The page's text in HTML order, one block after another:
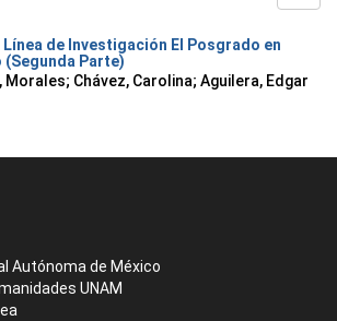
de Investigación El Posgrado en
(Segunda Parte)
Morales; Chávez, Carolina; Aguilera, Edgar
Autónoma de México
UNAM